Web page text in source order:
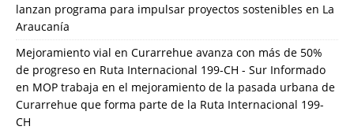
lanzan programa para impulsar proyectos sostenibles en La
Araucanía
Mejoramiento vial en Curarrehue avanza con más de 50%
de progreso en Ruta Internacional 199-CH - Sur Informado
en MOP trabaja en el mejoramiento de la pasada urbana de
Curarrehue que forma parte de la Ruta Internacional 199-
CH